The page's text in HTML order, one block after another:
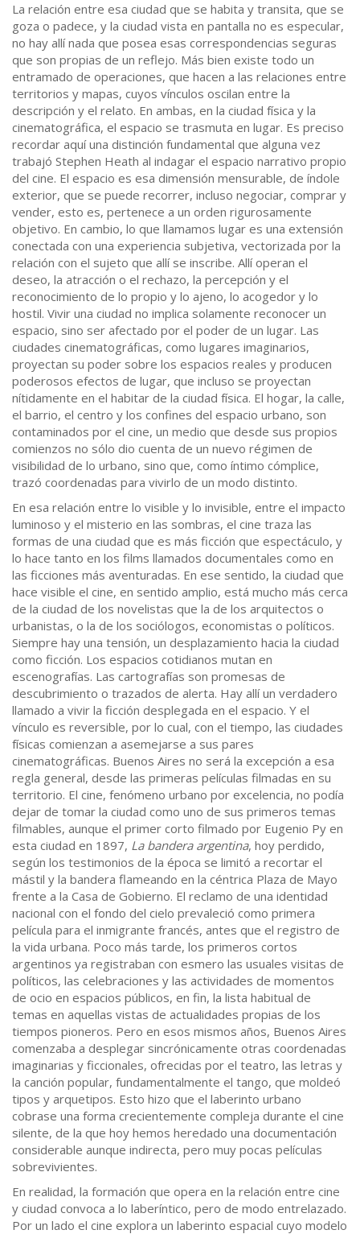
La relación entre esa ciudad que se habita y transita, que se
goza o padece, y la ciudad vista en pantalla no es especular,
no hay allí nada que posea esas correspondencias seguras
que son propias de un reflejo. Más bien existe todo un
entramado de operaciones, que hacen a las relaciones entre
territorios y mapas, cuyos vínculos oscilan entre la
descripción y el relato. En ambas, en la ciudad física y la
cinematográfica, el espacio se trasmuta en lugar. Es preciso
recordar aquí una distinción fundamental que alguna vez
trabajó Stephen Heath al indagar el espacio narrativo propio
del cine. El espacio es esa dimensión mensurable, de índole
exterior, que se puede recorrer, incluso negociar, comprar y
vender, esto es, pertenece a un orden rigurosamente
objetivo. En cambio, lo que llamamos lugar es una extensión
conectada con una experiencia subjetiva, vectorizada por la
relación con el sujeto que allí se inscribe. Allí operan el
deseo, la atracción o el rechazo, la percepción y el
reconocimiento de lo propio y lo ajeno, lo acogedor y lo
hostil. Vivir una ciudad no implica solamente reconocer un
espacio, sino ser afectado por el poder de un lugar. Las
ciudades cinematográficas, como lugares imaginarios,
proyectan su poder sobre los espacios reales y producen
poderosos efectos de lugar, que incluso se proyectan
nítidamente en el habitar de la ciudad física. El hogar, la calle,
el barrio, el centro y los confines del espacio urbano, son
contaminados por el cine, un medio que desde sus propios
comienzos no sólo dio cuenta de un nuevo régimen de
visibilidad de lo urbano, sino que, como íntimo cómplice,
trazó coordenadas para vivirlo de un modo distinto.
En esa relación entre lo visible y lo invisible, entre el impacto
luminoso y el misterio en las sombras, el cine traza las
formas de una ciudad que es más ficción que espectáculo, y
lo hace tanto en los films llamados documentales como en
las ficciones más aventuradas. En ese sentido, la ciudad que
hace visible el cine, en sentido amplio, está mucho más cerca
de la ciudad de los novelistas que la de los arquitectos o
urbanistas, o la de los sociólogos, economistas o políticos.
Siempre hay una tensión, un desplazamiento hacia la ciudad
como ficción. Los espacios cotidianos mutan en
escenografías. Las cartografías son promesas de
descubrimiento o trazados de alerta. Hay allí un verdadero
llamado a vivir la ficción desplegada en el espacio. Y el
vínculo es reversible, por lo cual, con el tiempo, las ciudades
físicas comienzan a asemejarse a sus pares
cinematográficas. Buenos Aires no será la excepción a esa
regla general, desde las primeras películas filmadas en su
territorio. El cine, fenómeno urbano por excelencia, no podía
dejar de tomar la ciudad como uno de sus primeros temas
filmables, aunque el primer corto filmado por Eugenio Py en
esta ciudad en 1897, La bandera argentina, hoy perdido,
según los testimonios de la época se limitó a recortar el
mástil y la bandera flameando en la céntrica Plaza de Mayo
frente a la Casa de Gobierno. El reclamo de una identidad
nacional con el fondo del cielo prevaleció como primera
película para el inmigrante francés, antes que el registro de
la vida urbana. Poco más tarde, los primeros cortos
argentinos ya registraban con esmero las usuales visitas de
políticos, las celebraciones y las actividades de momentos
de ocio en espacios públicos, en fin, la lista habitual de
temas en aquellas vistas de actualidades propias de los
tiempos pioneros. Pero en esos mismos años, Buenos Aires
comenzaba a desplegar sincrónicamente otras coordenadas
imaginarias y ficcionales, ofrecidas por el teatro, las letras y
la canción popular, fundamentalmente el tango, que moldeó
tipos y arquetipos. Esto hizo que el laberinto urbano
cobrase una forma crecientemente compleja durante el cine
silente, de la que hoy hemos heredado una documentación
considerable aunque indirecta, pero muy pocas películas
sobrevivientes.
En realidad, la formación que opera en la relación entre cine
y ciudad convoca a lo laberíntico, pero de modo entrelazado.
Por un lado el cine explora un laberinto espacial cuyo modelo